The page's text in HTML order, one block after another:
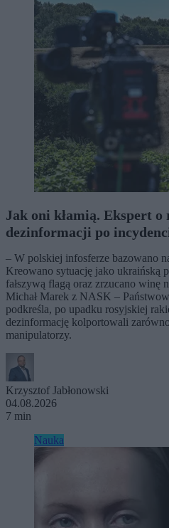
Jak oni kłamią. Ekspert o
dezinformacji po
– W polskiej infosferze bazowano
Kreowano sytuację jako ukraińską
fałszywą flagą oraz zrzucano
Michał Marek z NASK –
podkreśla, po upadku rosyjskiej
dezinformację kolportowali
manipulatorzy.
Krzysztof Jabłonowski
04.08.2026
7 min
Nauka